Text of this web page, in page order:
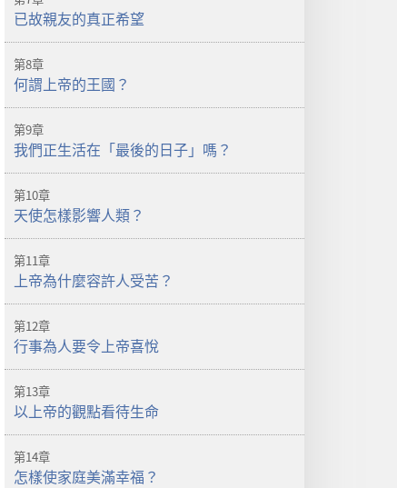
已故親友的真正希望
第8章
何謂上帝的王國？
第9章
我們正生活在「最後的日子」嗎？
第10章
天使怎樣影響人類？
第11章
上帝為什麼容許人受苦？
第12章
行事為人要令上帝喜悅
第13章
以上帝的觀點看待生命
第14章
怎樣使家庭美滿幸福？